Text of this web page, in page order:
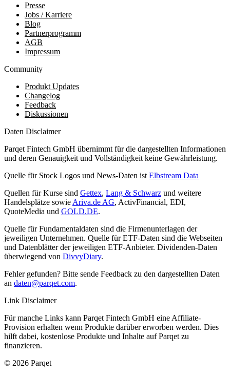
Presse
Jobs / Karriere
Blog
Partnerprogramm
AGB
Impressum
Community
Produkt Updates
Changelog
Feedback
Diskussionen
Daten Disclaimer
Parqet Fintech GmbH übernimmt für die dargestellten Informationen
und deren Genauigkeit und Vollständigkeit keine Gewährleistung.
Quelle für Stock Logos und News-Daten ist Elbstream Data
Quellen für Kurse sind Gettex, Lang & Schwarz und weitere
Handelsplätze sowie Ariva.de AG, ActivFinancial, EDI,
QuoteMedia und GOLD.DE.
Quelle für Fundamentaldaten sind die Firmenunterlagen der
jeweiligen Unternehmen. Quelle für ETF-Daten sind die Webseiten
und Datenblätter der jeweiligen ETF-Anbieter. Dividenden-Daten
überwiegend von DivvyDiary.
Fehler gefunden? Bitte sende Feedback zu den dargestellten Daten
an daten@parqet.com.
Link Disclaimer
Für manche Links kann Parqet Fintech GmbH eine Affiliate-
Provision erhalten wenn Produkte darüber erworben werden. Dies
hilft dabei, kostenlose Produkte und Inhalte auf Parqet zu
finanzieren.
© 2026 Parqet